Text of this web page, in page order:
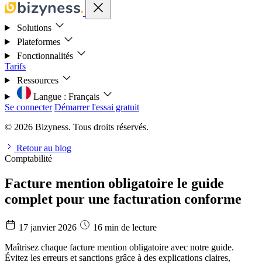
Solutions
Plateformes
Fonctionnalités
Tarifs
Ressources
Langue : Français
Se connecter Démarrer l'essai gratuit
© 2026 Bizyness. Tous droits réservés.
Retour au blog
Comptabilité
Facture mention obligatoire le guide
complet pour une facturation conforme
17 janvier 2026
16 min de lecture
Maîtrisez chaque facture mention obligatoire avec notre guide.
Évitez les erreurs et sanctions grâce à des explications claires,